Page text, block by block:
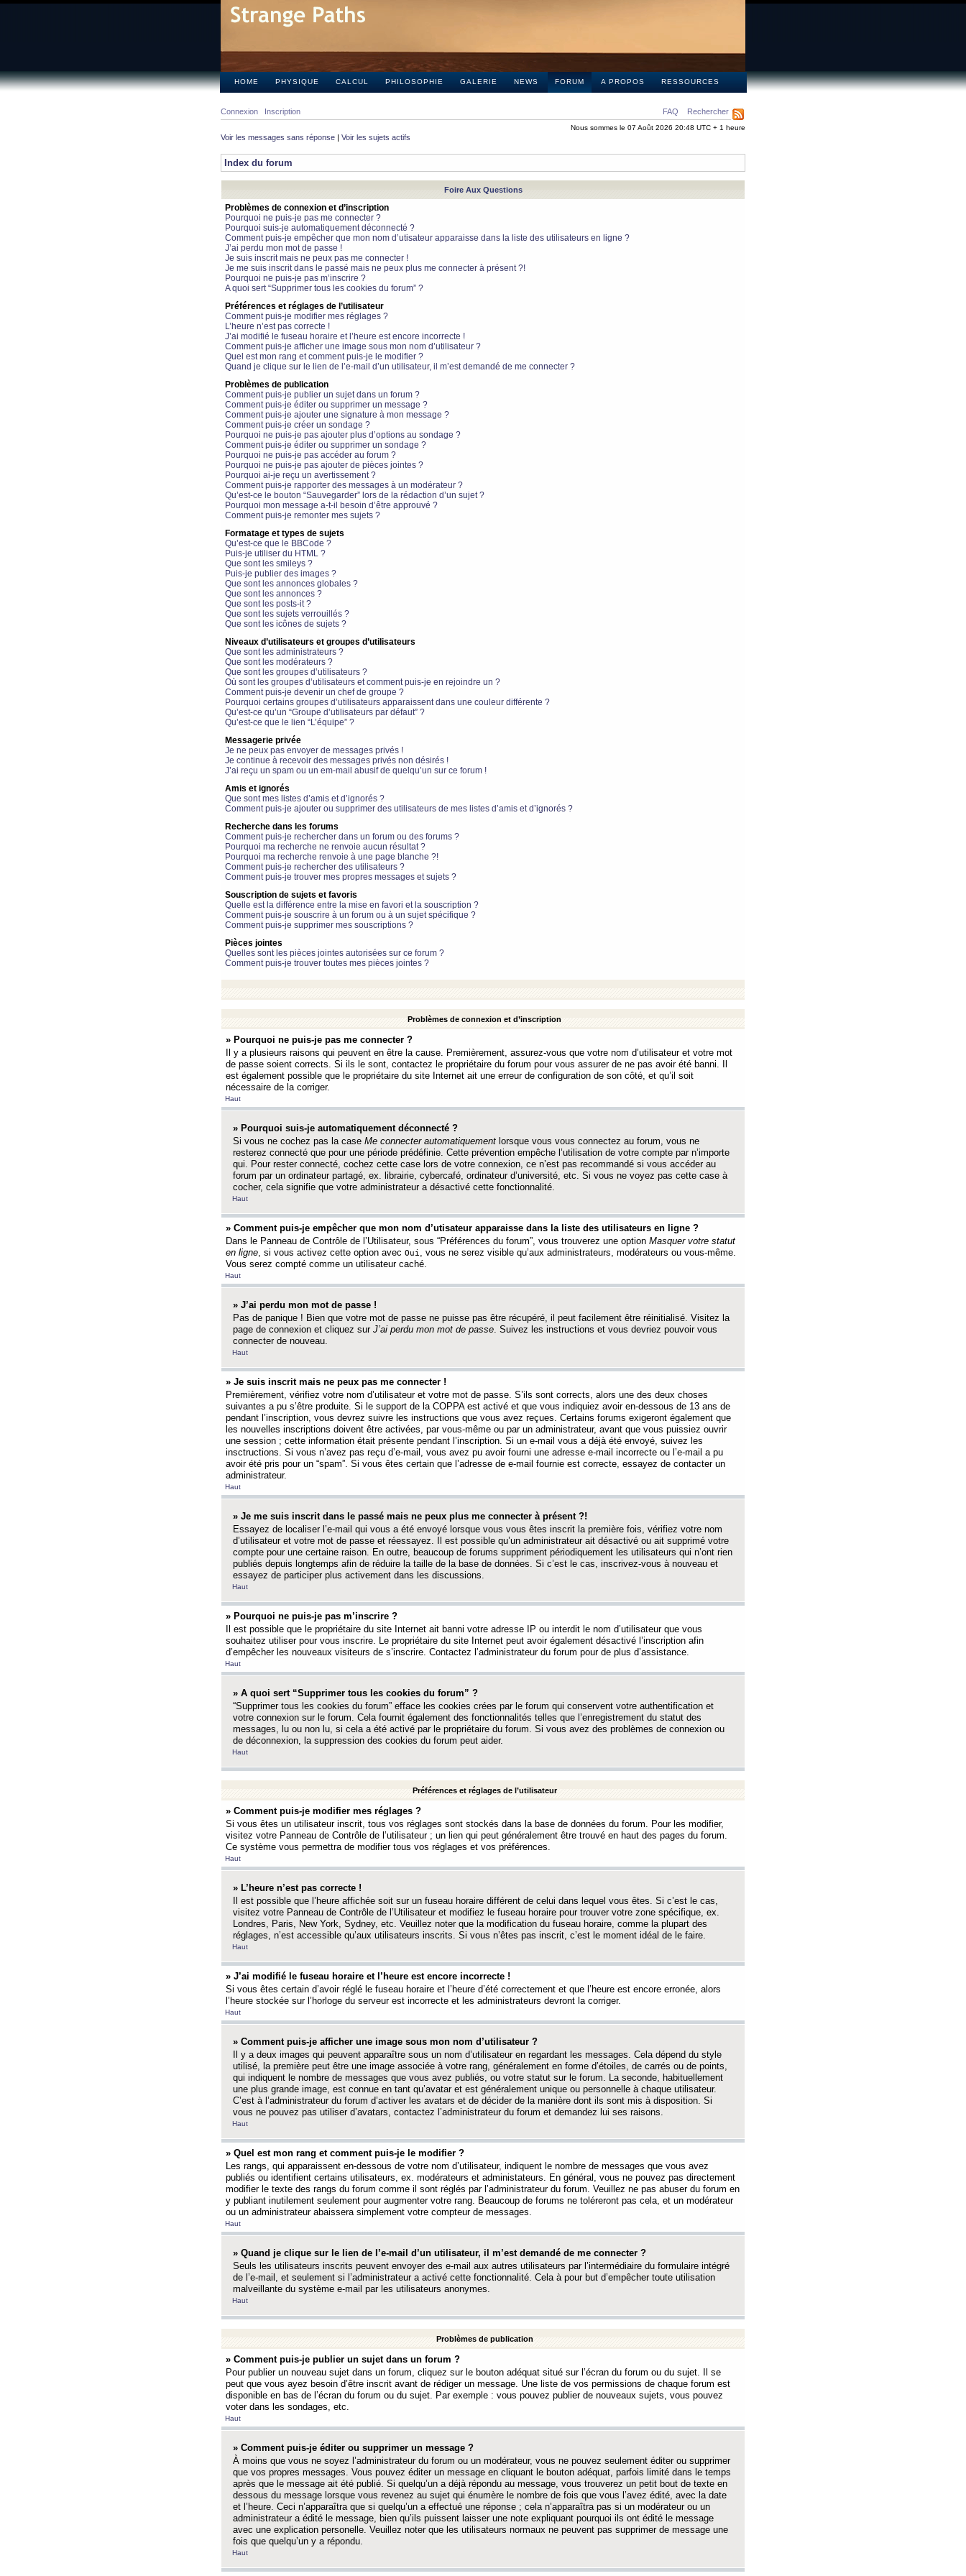
HOME PHYSIQUE CALCUL PHILOSOPHIE GALERIE NEWS FORUM A PROPOS RESSOURCES
FAQ Rechercher
Connexion Inscription
Nous sommes le 07 Août 2026 20:48 UTC + 1 heure
Voir les messages sans réponse | Voir les sujets actifs
Index du forum
Foire Aux Questions
Problèmes de connexion et d’inscription
Pourquoi ne puis-je pas me connecter ?
Pourquoi suis-je automatiquement déconnecté ?
Comment puis-je empêcher que mon nom d’utisateur apparaisse dans la liste des utilisateurs en ligne ?
J’ai perdu mon mot de passe !
Je suis inscrit mais ne peux pas me connecter !
Je me suis inscrit dans le passé mais ne peux plus me connecter à présent ?!
Pourquoi ne puis-je pas m’inscrire ?
A quoi sert “Supprimer tous les cookies du forum” ?
Préférences et réglages de l’utilisateur
Comment puis-je modifier mes réglages ?
L’heure n’est pas correcte !
J’ai modifié le fuseau horaire et l’heure est encore incorrecte !
Comment puis-je afficher une image sous mon nom d’utilisateur ?
Quel est mon rang et comment puis-je le modifier ?
Quand je clique sur le lien de l’e-mail d’un utilisateur, il m’est demandé de me connecter ?
Problèmes de publication
Comment puis-je publier un sujet dans un forum ?
Comment puis-je éditer ou supprimer un message ?
Comment puis-je ajouter une signature à mon message ?
Comment puis-je créer un sondage ?
Pourquoi ne puis-je pas ajouter plus d’options au sondage ?
Comment puis-je éditer ou supprimer un sondage ?
Pourquoi ne puis-je pas accéder au forum ?
Pourquoi ne puis-je pas ajouter de pièces jointes ?
Pourquoi ai-je reçu un avertissement ?
Comment puis-je rapporter des messages à un modérateur ?
Qu’est-ce le bouton “Sauvegarder” lors de la rédaction d’un sujet ?
Pourquoi mon message a-t-il besoin d’être approuvé ?
Comment puis-je remonter mes sujets ?
Formatage et types de sujets
Qu’est-ce que le BBCode ?
Puis-je utiliser du HTML ?
Que sont les smileys ?
Puis-je publier des images ?
Que sont les annonces globales ?
Que sont les annonces ?
Que sont les posts-it ?
Que sont les sujets verrouillés ?
Que sont les icônes de sujets ?
Niveaux d’utilisateurs et groupes d’utilisateurs
Que sont les administrateurs ?
Que sont les modérateurs ?
Que sont les groupes d’utilisateurs ?
Où sont les groupes d’utilisateurs et comment puis-je en rejoindre un ?
Comment puis-je devenir un chef de groupe ?
Pourquoi certains groupes d’utilisateurs apparaissent dans une couleur différente ?
Qu’est-ce qu’un “Groupe d’utilisateurs par défaut” ?
Qu’est-ce que le lien “L’équipe” ?
Messagerie privée
Je ne peux pas envoyer de messages privés !
Je continue à recevoir des messages privés non désirés !
J’ai reçu un spam ou un em-mail abusif de quelqu’un sur ce forum !
Amis et ignorés
Que sont mes listes d’amis et d’ignorés ?
Comment puis-je ajouter ou supprimer des utilisateurs de mes listes d’amis et d’ignorés ?
Recherche dans les forums
Comment puis-je rechercher dans un forum ou des forums ?
Pourquoi ma recherche ne renvoie aucun résultat ?
Pourquoi ma recherche renvoie à une page blanche ?!
Comment puis-je rechercher des utilisateurs ?
Comment puis-je trouver mes propres messages et sujets ?
Souscription de sujets et favoris
Quelle est la différence entre la mise en favori et la souscription ?
Comment puis-je souscrire à un forum ou à un sujet spécifique ?
Comment puis-je supprimer mes souscriptions ?
Pièces jointes
Quelles sont les pièces jointes autorisées sur ce forum ?
Comment puis-je trouver toutes mes pièces jointes ?
Problèmes de connexion et d’inscription
» Pourquoi ne puis-je pas me connecter ?
Il y a plusieurs raisons qui peuvent en être la cause. Premièrement, assurez-vous que votre nom d’utilisateur et votre mot
de passe soient corrects. Si ils le sont, contactez le propriétaire du forum pour vous assurer de ne pas avoir été banni. Il
est également possible que le propriétaire du site Internet ait une erreur de configuration de son côté, et qu’il soit
nécessaire de la corriger.
Haut
» Pourquoi suis-je automatiquement déconnecté ?
Si vous ne cochez pas la case Me connecter automatiquement lorsque vous vous connectez au forum, vous ne
resterez connecté que pour une période prédéfinie. Cette prévention empêche l’utilisation de votre compte par n’importe
qui. Pour rester connecté, cochez cette case lors de votre connexion, ce n’est pas recommandé si vous accéder au
forum par un ordinateur partagé, ex. librairie, cybercafé, ordinateur d’université, etc. Si vous ne voyez pas cette case à
cocher, cela signifie que votre administrateur a désactivé cette fonctionnalité.
Haut
» Comment puis-je empêcher que mon nom d’utisateur apparaisse dans la liste des utilisateurs en ligne ?
Dans le Panneau de Contrôle de l’Utilisateur, sous “Préférences du forum”, vous trouverez une option Masquer votre statut
en ligne, si vous activez cette option avec Oui , vous ne serez visible qu’aux administrateurs, modérateurs ou vous-même.
Vous serez compté comme un utilisateur caché.
Haut
» J’ai perdu mon mot de passe !
Pas de panique ! Bien que votre mot de passe ne puisse pas être récupéré, il peut facilement être réinitialisé. Visitez la
page de connexion et cliquez sur J’ai perdu mon mot de passe. Suivez les instructions et vous devriez pouvoir vous
connecter de nouveau.
Haut
» Je suis inscrit mais ne peux pas me connecter !
Premièrement, vérifiez votre nom d’utilisateur et votre mot de passe. S’ils sont corrects, alors une des deux choses
suivantes a pu s’être produite. Si le support de la COPPA est activé et que vous indiquiez avoir en-dessous de 13 ans de
pendant l’inscription, vous devrez suivre les instructions que vous avez reçues. Certains forums exigeront également que
les nouvelles inscriptions doivent être activées, par vous-même ou par un administrateur, avant que vous puissiez ouvrir
une session ; cette information était présente pendant l’inscription. Si un e-mail vous a déjà été envoyé, suivez les
insctructions. Si vous n’avez pas reçu d’e-mail, vous avez pu avoir fourni une adresse e-mail incorrecte ou l’e-mail a pu
avoir été pris pour un “spam”. Si vous êtes certain que l’adresse de e-mail fournie est correcte, essayez de contacter un
administrateur.
Haut
» Je me suis inscrit dans le passé mais ne peux plus me connecter à présent ?!
Essayez de localiser l’e-mail qui vous a été envoyé lorsque vous vous êtes inscrit la première fois, vérifiez votre nom
d’utilisateur et votre mot de passe et réessayez. Il est possible qu’un administrateur ait désactivé ou ait supprimé votre
compte pour une certaine raison. En outre, beaucoup de forums suppriment périodiquement les utilisateurs qui n’ont rien
publiés depuis longtemps afin de réduire la taille de la base de données. Si c’est le cas, inscrivez-vous à nouveau et
essayez de participer plus activement dans les discussions.
Haut
» Pourquoi ne puis-je pas m’inscrire ?
Il est possible que le propriétaire du site Internet ait banni votre adresse IP ou interdit le nom d’utilisateur que vous
souhaitez utiliser pour vous inscrire. Le propriétaire du site Internet peut avoir également désactivé l’inscription afin
d’empêcher les nouveaux visiteurs de s’inscrire. Contactez l’administrateur du forum pour de plus d’assistance.
Haut
» A quoi sert “Supprimer tous les cookies du forum” ?
“Supprimer tous les cookies du forum” efface les cookies crées par le forum qui conservent votre authentification et
votre connexion sur le forum. Cela fournit également des fonctionnalités telles que l’enregistrement du statut des
messages, lu ou non lu, si cela a été activé par le propriétaire du forum. Si vous avez des problèmes de connexion ou
de déconnexion, la suppression des cookies du forum peut aider.
Haut
Préférences et réglages de l’utilisateur
» Comment puis-je modifier mes réglages ?
Si vous êtes un utilisateur inscrit, tous vos réglages sont stockés dans la base de données du forum. Pour les modifier,
visitez votre Panneau de Contrôle de l’utilisateur ; un lien qui peut généralement être trouvé en haut des pages du forum.
Ce système vous permettra de modifier tous vos réglages et vos préférences.
Haut
» L’heure n’est pas correcte !
Il est possible que l’heure affichée soit sur un fuseau horaire différent de celui dans lequel vous êtes. Si c’est le cas,
visitez votre Panneau de Contrôle de l’Utilisateur et modifiez le fuseau horaire pour trouver votre zone spécifique, ex.
Londres, Paris, New York, Sydney, etc. Veuillez noter que la modification du fuseau horaire, comme la plupart des
réglages, n’est accessible qu’aux utilisateurs inscrits. Si vous n’êtes pas inscrit, c’est le moment idéal de le faire.
Haut
» J’ai modifié le fuseau horaire et l’heure est encore incorrecte !
Si vous êtes certain d’avoir réglé le fuseau horaire et l’heure d’été correctement et que l’heure est encore erronée, alors
l’heure stockée sur l’horloge du serveur est incorrecte et les administrateurs devront la corriger.
Haut
» Comment puis-je afficher une image sous mon nom d’utilisateur ?
Il y a deux images qui peuvent apparaître sous un nom d’utilisateur en regardant les messages. Cela dépend du style
utilisé, la première peut être une image associée à votre rang, généralement en forme d’étoiles, de carrés ou de points,
qui indiquent le nombre de messages que vous avez publiés, ou votre statut sur le forum. La seconde, habituellement
une plus grande image, est connue en tant qu’avatar et est généralement unique ou personnelle à chaque utilisateur.
C’est à l’administrateur du forum d’activer les avatars et de décider de la manière dont ils sont mis à disposition. Si
vous ne pouvez pas utiliser d’avatars, contactez l’administrateur du forum et demandez lui ses raisons.
Haut
» Quel est mon rang et comment puis-je le modifier ?
Les rangs, qui apparaissent en-dessous de votre nom d’utilisateur, indiquent le nombre de messages que vous avez
publiés ou identifient certains utilisateurs, ex. modérateurs et administateurs. En général, vous ne pouvez pas directement
modifier le texte des rangs du forum comme il sont réglés par l’administrateur du forum. Veuillez ne pas abuser du forum en
y publiant inutilement seulement pour augmenter votre rang. Beaucoup de forums ne toléreront pas cela, et un modérateur
ou un administrateur abaissera simplement votre compteur de messages.
Haut
» Quand je clique sur le lien de l’e-mail d’un utilisateur, il m’est demandé de me connecter ?
Seuls les utilisateurs inscrits peuvent envoyer des e-mail aux autres utilisateurs par l’intermédiaire du formulaire intégré
de l’e-mail, et seulement si l’administrateur a activé cette fonctionnalité. Cela à pour but d’empêcher toute utilisation
malveillante du système e-mail par les utilisateurs anonymes.
Haut
Problèmes de publication
» Comment puis-je publier un sujet dans un forum ?
Pour publier un nouveau sujet dans un forum, cliquez sur le bouton adéquat situé sur l’écran du forum ou du sujet. Il se
peut que vous ayez besoin d’être inscrit avant de rédiger un message. Une liste de vos permissions de chaque forum est
disponible en bas de l’écran du forum ou du sujet. Par exemple : vous pouvez publier de nouveaux sujets, vous pouvez
voter dans les sondages, etc.
Haut
» Comment puis-je éditer ou supprimer un message ?
À moins que vous ne soyez l’administrateur du forum ou un modérateur, vous ne pouvez seulement éditer ou supprimer
que vos propres messages. Vous pouvez éditer un message en cliquant le bouton adéquat, parfois limité dans le temps
après que le message ait été publié. Si quelqu’un a déjà répondu au message, vous trouverez un petit bout de texte en
dessous du message lorsque vous revenez au sujet qui énumère le nombre de fois que vous l’avez édité, avec la date
et l’heure. Ceci n’apparaîtra que si quelqu’un a effectué une réponse ; cela n’apparaîtra pas si un modérateur ou un
administrateur a édité le message, bien qu’ils puissent laisser une note expliquant pourquoi ils ont édité le message
avec une explication personelle. Veuillez noter que les utilisateurs normaux ne peuvent pas supprimer de message une
fois que quelqu’un y a répondu.
Haut